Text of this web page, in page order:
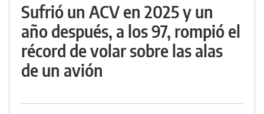
Sufrió un ACV en 2025 y un
año después, a los 97, rompió el
récord de volar sobre las alas
de un avión